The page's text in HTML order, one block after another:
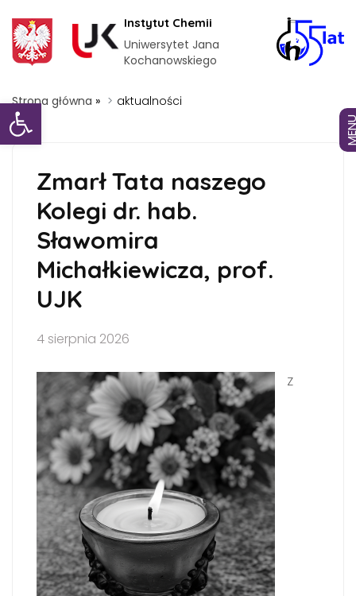
Otwórz pasek narzędzi
Instytut Chemii
Uniwersytet Jana
Kochanowskiego
Strona główna » aktualności
Zmarł Tata naszego
Kolegi dr. hab.
Sławomira
Michałkiewicza, prof.
UJK
4 sierpnia 2026
Z